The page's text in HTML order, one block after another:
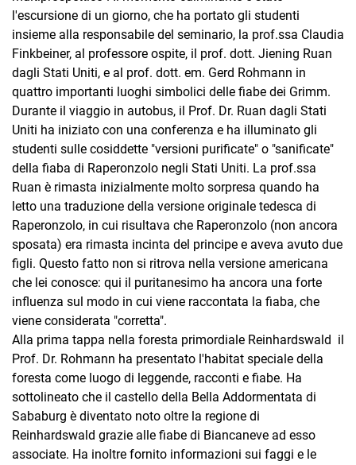
l'escursione di un giorno, che ha portato gli studenti
insieme alla responsabile del seminario, la prof.ssa Claudia
Finkbeiner, al professore ospite, il prof. dott. Jiening Ruan
dagli Stati Uniti, e al prof. dott. em. Gerd Rohmann in
quattro importanti luoghi simbolici delle fiabe dei Grimm.
Durante il viaggio in autobus, il Prof. Dr. Ruan dagli Stati
Uniti ha iniziato con una conferenza e ha illuminato gli
studenti sulle cosiddette "versioni purificate" o "sanificate"
della fiaba di Raperonzolo negli Stati Uniti. La prof.ssa
Ruan è rimasta inizialmente molto sorpresa quando ha
letto una traduzione della versione originale tedesca di
Raperonzolo, in cui risultava che Raperonzolo (non ancora
sposata) era rimasta incinta del principe e aveva avuto due
figli. Questo fatto non si ritrova nella versione americana
che lei conosce: qui il puritanesimo ha ancora una forte
influenza sul modo in cui viene raccontata la fiaba, che
viene considerata "corretta".
Alla prima tappa nella foresta primordiale Reinhardswald il
Prof. Dr. Rohmann ha presentato l'habitat speciale della
foresta come luogo di leggende, racconti e fiabe. Ha
sottolineato che il castello della Bella Addormentata di
Sababurg è diventato noto oltre la regione di
Reinhardswald grazie alle fiabe di Biancaneve ad esso
associate. Ha inoltre fornito informazioni sui faggi e le